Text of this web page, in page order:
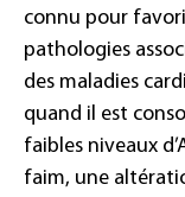
connu pour
pathologies
des maladies
quand il est
faibles niveaux
faim, une